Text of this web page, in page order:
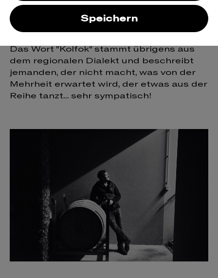
Top-Niveau bekannt, doch Stefan zeigt
mit viel Fingerspitzengefühl und
technischem Know-How, dass auch die
Das Wort "Kolfok" stammt übrigens aus
dem regionalen Dialekt und beschreibt
jemanden, der nicht macht, was von der
Mehrheit erwartet wird, der etwas aus der
Reihe tanzt... sehr sympatisch!
Speichern